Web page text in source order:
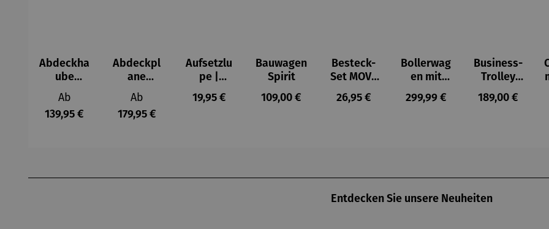
Abdeckha
ube
Wohnwag
en
Regulärer Preis:
Ab
139,95 €
Abdeckpl
ane
Wohnmob
il
Regulärer Preis:
Ab
179,95 €
Aufsetzlu
pe |
10fache
Vergrößer
Regulärer Preis:
19,95 €
Bauwagen
Spirit
Regulärer Preis:
109,00 €
Besteck-
Set MOVE
4-teilig
Regulärer Preis:
26,95 €
Bollerwag
en mit
faltbar
Regulärer Preis:
299,99 €
Business-
Trolley
Handgepä
ckgröße
Regulärer
189,00 €
Entdecken Sie unsere Neuheiten